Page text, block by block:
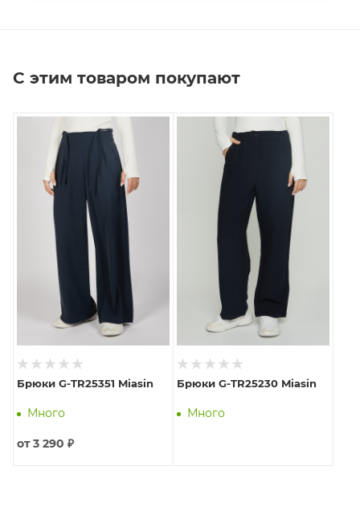
С этим товаром покупают
Брюки G-TR25351 Miasin
Много
от3 290 ₽
Брюки G-TR25230 Miasin
Много